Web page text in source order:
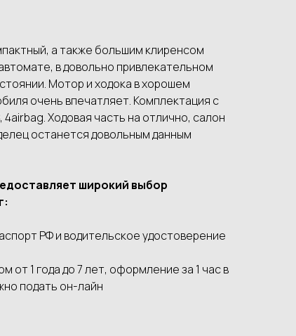
а также большим клиренсом
в довольно привлекательном
Мотор и ходока в хорошем
очень впечатляет. Комплектация с
4airbag. Ходовая часть на отлично, салон
останется довольным данным
широкий выбор
РФ и водительское удостоверение
1 года до 7 лет, оформление за 1 час в
подать он-лайн